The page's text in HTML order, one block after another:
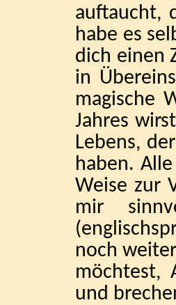
auftaucht,
habe es
dich einen
in
magische
Jahres
Lebens,
haben.
Weise zur
mir
noch
möchtest,
und